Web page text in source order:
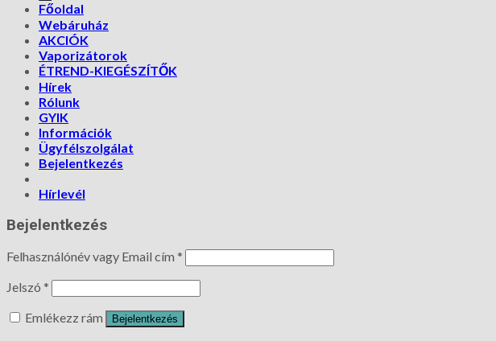
Főoldal
Webáruház
AKCIÓK
Vaporizátorok
ÉTREND-KIEGÉSZÍTŐK
Hírek
Rólunk
GYIK
Információk
Ügyfélszolgálat
Bejelentkezés
Hírlevél
Bejelentkezés
Felhasználónév vagy Email cím *
Jelszó *
Emlékezz rám
Bejelentkezés